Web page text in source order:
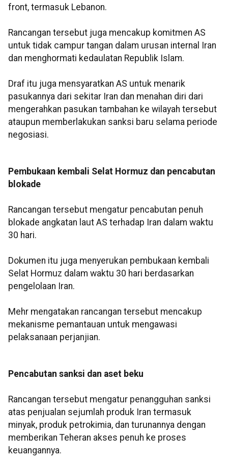
front, termasuk Lebanon.
Rancangan tersebut juga mencakup komitmen AS
untuk tidak campur tangan dalam urusan internal Iran
dan menghormati kedaulatan Republik Islam.
Draf itu juga mensyaratkan AS untuk menarik
pasukannya dari sekitar Iran dan menahan diri dari
mengerahkan pasukan tambahan ke wilayah tersebut
ataupun memberlakukan sanksi baru selama periode
negosiasi.
Pembukaan kembali Selat Hormuz dan pencabutan
blokade
Rancangan tersebut mengatur pencabutan penuh
blokade angkatan laut AS terhadap Iran dalam waktu
30 hari.
Dokumen itu juga menyerukan pembukaan kembali
Selat Hormuz dalam waktu 30 hari berdasarkan
pengelolaan Iran.
Mehr mengatakan rancangan tersebut mencakup
mekanisme pemantauan untuk mengawasi
pelaksanaan perjanjian.
Pencabutan sanksi dan aset beku
Rancangan tersebut mengatur penangguhan sanksi
atas penjualan sejumlah produk Iran termasuk
minyak, produk petrokimia, dan turunannya dengan
memberikan Teheran akses penuh ke proses
keuangannya.